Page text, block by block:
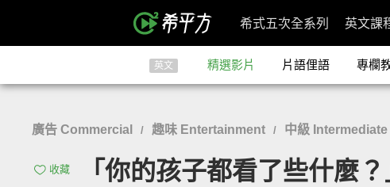
希式五次全系列 英文課
英文 精選影片 片語俚語 專欄
廣告 Commercial / 趣味 Entertainment / 中級 Intermediate
收藏 「你的孩子都看了些什